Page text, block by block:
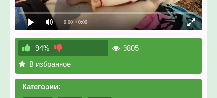
0:00 / 0:00
94%
9805
В избранное
Категории: